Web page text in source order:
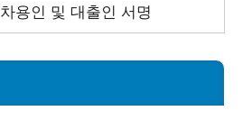
차용인 및 대출인 서명